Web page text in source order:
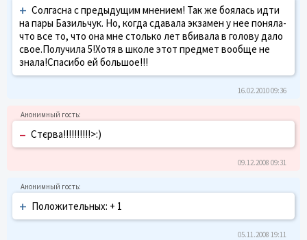
+ Солгасна с предыдущим мнением! Так же боялась идти
на пары Базильчук. Но, когда сдавала экзамен у нее поняла-
что все то, что она мне столько лет вбивала в голову дало
свое.Получила 5!Хотя в школе этот предмет вообще не
знала!Спасибо ей большое!!!
16.02.2010 09:36
– Стєрва!!!!!!!!!!>:)
09.12.2008 09:31
+ Положительных: + 1
05.11.2008 19:11